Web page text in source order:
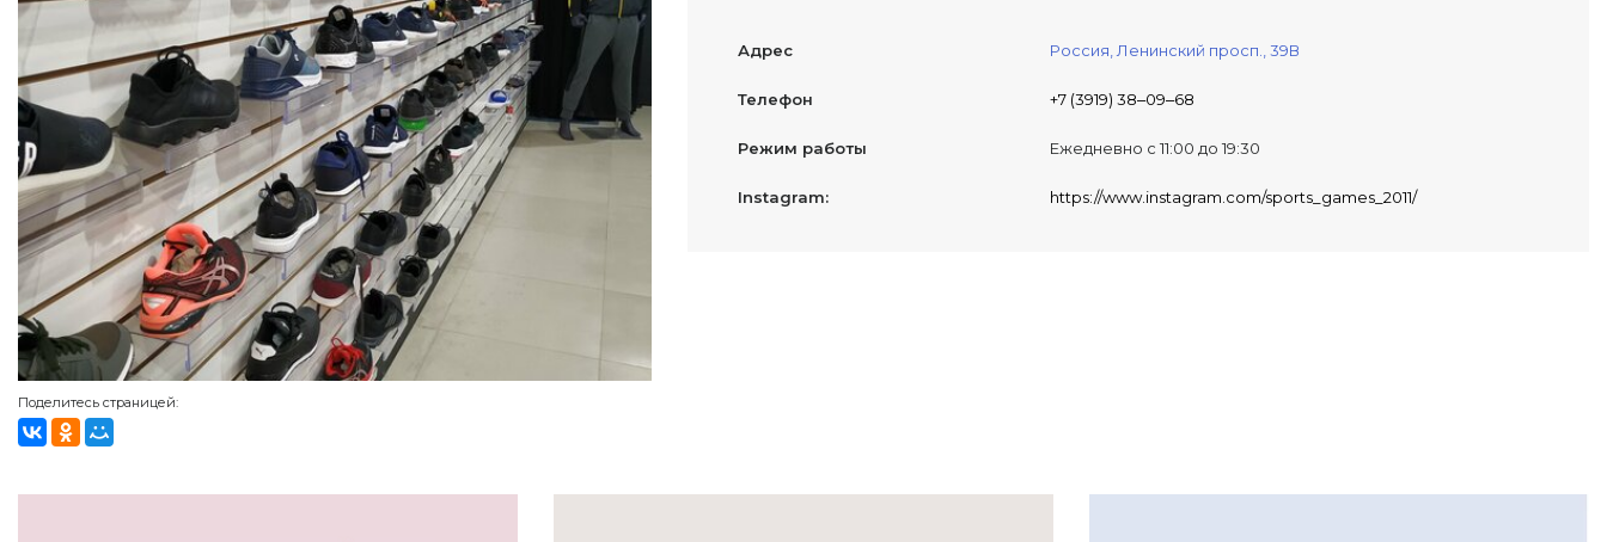
Поделитесь страницей:
Адрес Россия, Ленинский просп., 39В
Телефон +7 (3919) 38‒09‒68
Режим работы Ежедневно с 11:00 до 19:30
Instagram: https://www.instagram.com/sports_games_2011/